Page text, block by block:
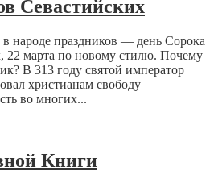
Севастийских
народе праздников — день Сорока
22 марта по новому стилю. Почему
В 313 году святой император
христианам свободу
во многих...
Книги